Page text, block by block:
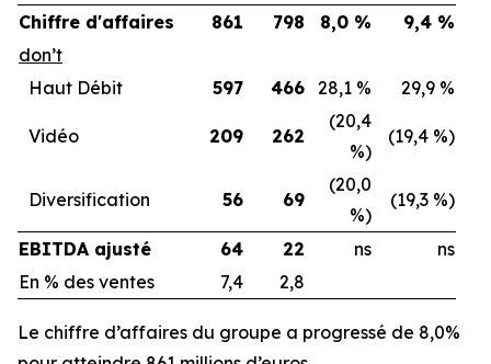
Chiffre d'affaires 861 798 8,0 %
9,4 %
don’t
Haut Débit
597 466 28,1 % 29,9 %
Vidéo 209 262
(20,4
%)
(19,4 %)
Diversification 56 69
(20,0
%)
(19,3 %)
EBITDA ajusté 64 22 ns
ns
En % des ventes
7,4 2,8
Le chiffre d’affaires du groupe a progressé de 8,0%